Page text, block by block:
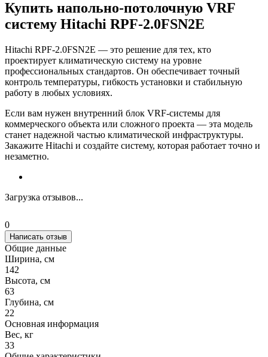
Купить напольно-потолочную VRF
систему Hitachi RPF-2.0FSN2E
Hitachi RPF-2.0FSN2E — это решение для тех, кто
проектирует климатическую систему на уровне
профессиональных стандартов. Он обеспечивает точный
контроль температуры, гибкость установки и стабильную
работу в любых условиях.
Если вам нужен внутренний блок VRF-системы для
коммерческого объекта или сложного проекта — эта модель
станет надежной частью климатической инфраструктуры.
Закажите Hitachi и создайте систему, которая работает точно и
незаметно.
Загрузка отзывов...
0
Написать отзыв
Общие данные
Ширина, см
142
Высота, см
63
Глубина, см
22
Основная информация
Вес, кг
33